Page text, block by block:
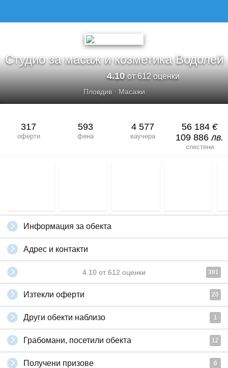
Студио за масаж и козметика Водолей
4.10от 612 оценки
Пловдив· Масажи
317
оферти
593
фена
4 577
ваучера
56 184 €
109 886лв.
спестени
Информация за обекта
Адрес и контакти
4.10 от 612 оценки 391
Изтекли оферти 20
Други обекти наблизо 1
Грабомани, посетили обекта 12
Получени призове 6